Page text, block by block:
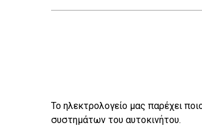
Το ηλεκτρολογείο μας παρέχει
συστημάτων του αυτοκινήτου.